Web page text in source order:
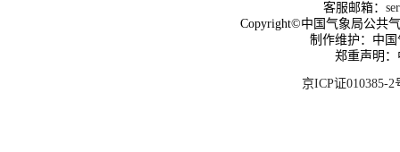
客服邮箱：
Copyright©中国气象局公共
制作维护：中
郑重声明
京ICP证010385-2